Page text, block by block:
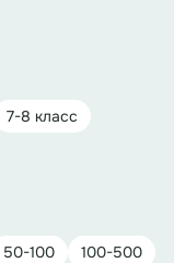
7-8 класс
50-100
100-500